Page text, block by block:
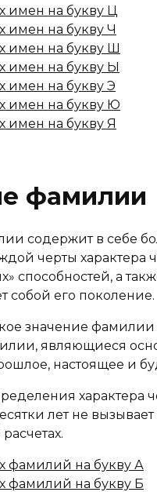
имен на букву Ц
имен на букву Ч
имен на букву Ш
имен на букву Ы
имен на букву Э
имен на букву Ю
имен на букву Я
фамилии
содержит в себе
черты характера
способностей, а
собой его поколение.
значение
являющиеся
настоящее и
характера
лет не
фамилий на букву А
фамилий на букву Б